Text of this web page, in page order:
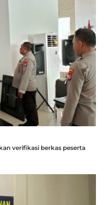
verifikasi berkas peserta